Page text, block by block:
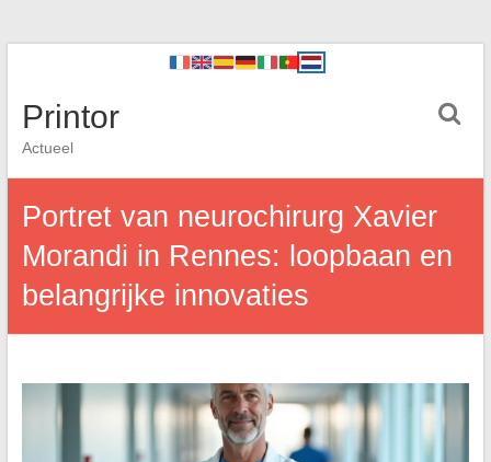
Printor
Actueel
Portret van neurochirurg Xavier
Morandi in Rennes: loopbaan en
belangrijke innovaties